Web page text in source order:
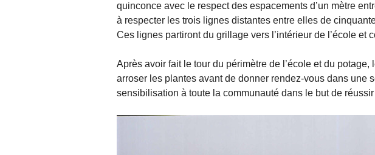
quinconce avec le respect des espacements d’un mètre
à respecter les trois lignes distantes entre elles de
Ces lignes partiront du grillage vers l’intérieur de l’école et
Après avoir fait le tour du périmètre de l’école et du
arroser les plantes avant de donner rendez-vous dans une
sensibilisation à toute la communauté dans le but de